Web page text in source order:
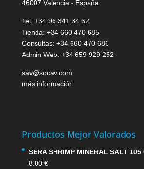
46007 Valencia - España
Tel: +34 96 341 34 62
Tienda: +34 660 470 685
Consultas: +34 660 470 686
Admin Web: +34 659 929 252
sav@socav.com
más información
Productos Mejor Valorados
SERA SHRIMP MINERAL SALT 105
8.00 €